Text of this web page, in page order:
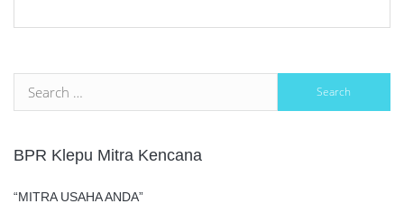
BPR Klepu Mitra Kencana
“MITRA USAHA ANDA”